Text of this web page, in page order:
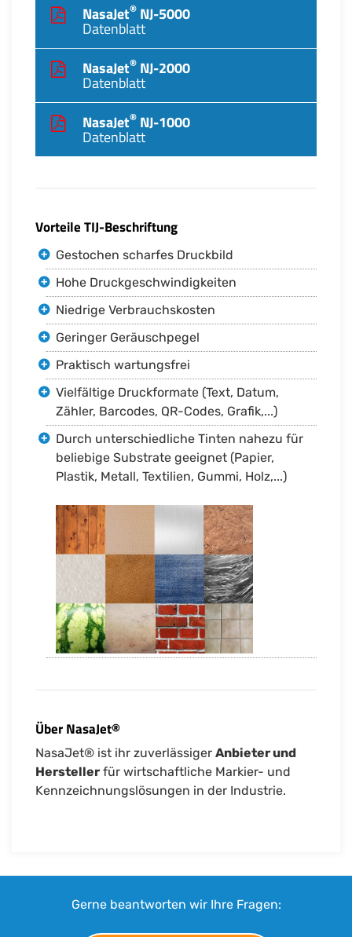
NasaJet® NJ-5000
Datenblatt
NasaJet® NJ-2000
Datenblatt
NasaJet® NJ-1000
Datenblatt
Vorteile TIJ-Beschriftung
Gestochen scharfes Druckbild
Hohe Druckgeschwindigkeiten
Niedrige Verbrauchskosten
Geringer Geräuschpegel
Praktisch wartungsfrei
Vielfältige Druckformate (Text, Datum,
Zähler, Barcodes, QR-Codes, Grafik,...)
Durch unterschiedliche Tinten nahezu für
beliebige Substrate geeignet (Papier,
Plastik, Metall, Textilien, Gummi, Holz,...)
Über NasaJet®
NasaJet® ist ihr zuverlässiger Anbieter und
Hersteller für wirtschaftliche Markier- und
Kennzeichnungslösungen in der Industrie.
Gerne beantworten wir Ihre Fragen: